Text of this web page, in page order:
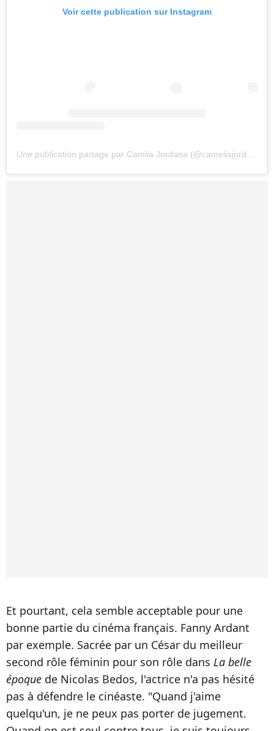
Voir cette publication sur Instagram
Et pourtant, cela semble acceptable pour une
bonne partie du cinéma français. Fanny Ardant
par exemple. Sacrée par un César du meilleur
second rôle féminin pour son rôle dans La belle
époque de Nicolas Bedos, l'actrice n'a pas hésité
pas à défendre le cinéaste. "Quand j'aime
quelqu'un, je ne peux pas porter de jugement.